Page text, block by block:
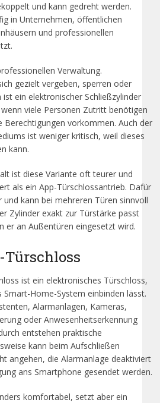
und kann gedreht werden.
in Unternehmen, öffentlichen
und professionellen
Verwaltung.
gezielt vergeben, sperren oder
ein elektronischer Schließzylinder
viele Personen Zutritt benötigen
Berechtigungen vorkommen. Auch der
ist weniger kritisch, weil dieses
kann.
ist diese Variante oft teurer und
als ein App-Türschlossantrieb. Dafür
kann bei mehreren Türen sinnvoll
Zylinder exakt zur Türstärke passt
er an Außentüren eingesetzt wird.
ist ein elektronisches Türschloss,
Smart-Home-System einbinden lässt.
Alarmanlagen, Kameras,
oder Anwesenheitserkennung
entstehen praktische
kann beim Aufschließen
angehen, die Alarmanlage deaktiviert
ans Smartphone gesendet werden.
komfortabel, setzt aber ein